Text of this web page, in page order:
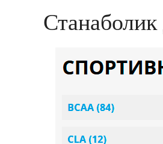
Станаболик